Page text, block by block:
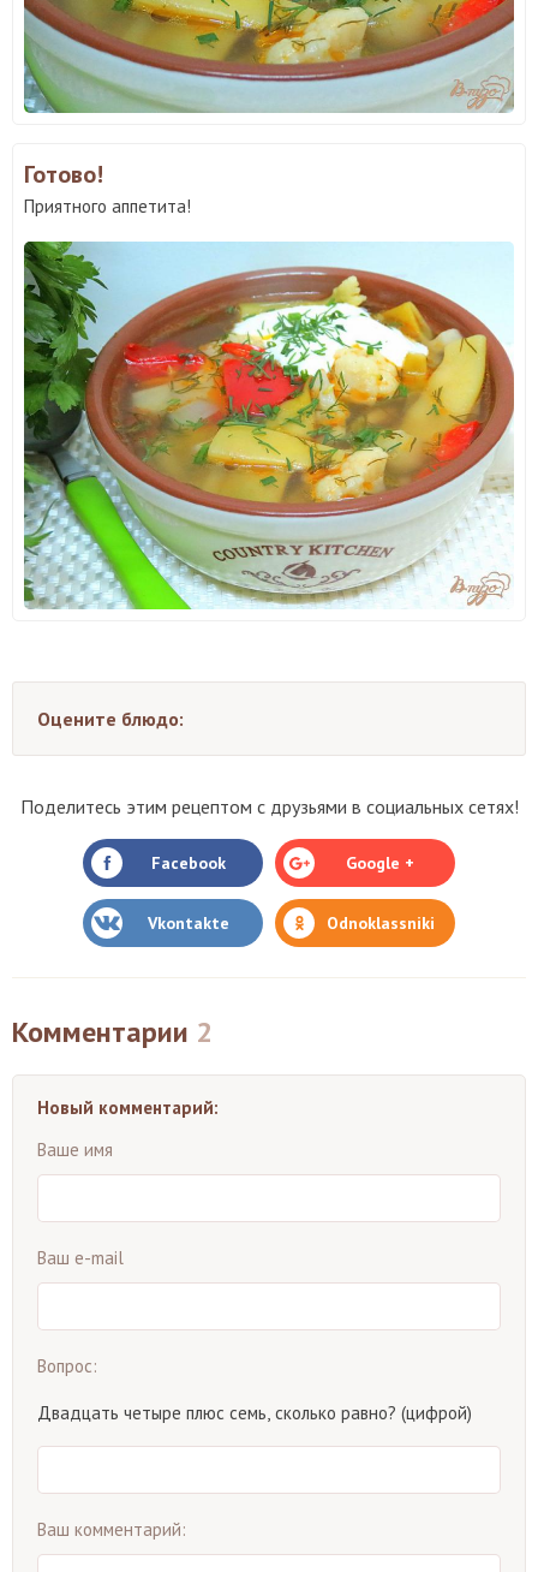
Готово!
Приятного аппетита!
Оцените блюдо:
Поделитесь этим рецептом с друзьями в социальных сетях!
Facebook Google +
Vkontakte Odnoklassniki
Комментарии 2
Новый комментарий:
Ваше имя
Ваш e-mail
Вопрос:
Двадцать четыре плюс семь, сколько равно? (цифрой)
Ваш комментарий: